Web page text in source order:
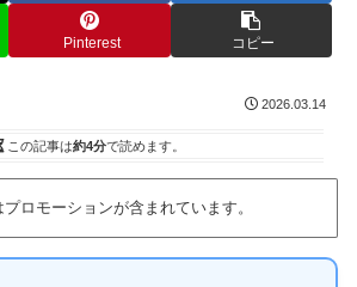
Pinterest コピー
2026.03.14
この記事は約4分で読めます。
ロモーションが含まれています。